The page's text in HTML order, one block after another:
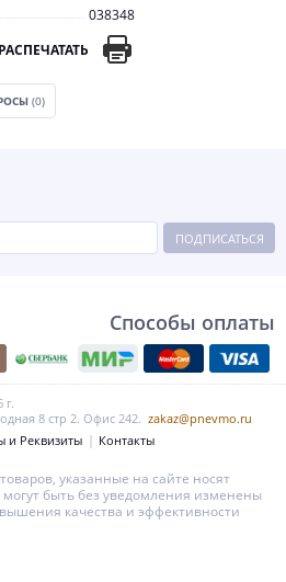
038348
РАСПЕЧАТАТЬ
(0)
ПОДПИСАТЬСЯ
Способы оплаты
8 стр 2. Офис 242. zakaz@pnevmo.ru
и Реквизиты Контакты
указанные на сайте носят
быть без уведомления изменены
качества и эффективности